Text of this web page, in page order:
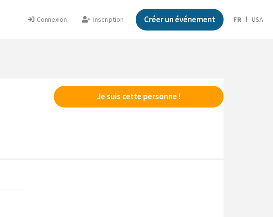
Connexion Inscription Créer un événement FR USA
Je suis cette personne !